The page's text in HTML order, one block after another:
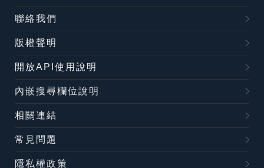
聯絡我們
版權聲明
開放API使用說明
內嵌搜尋欄位說明
相關連結
常見問題
隱私權政策